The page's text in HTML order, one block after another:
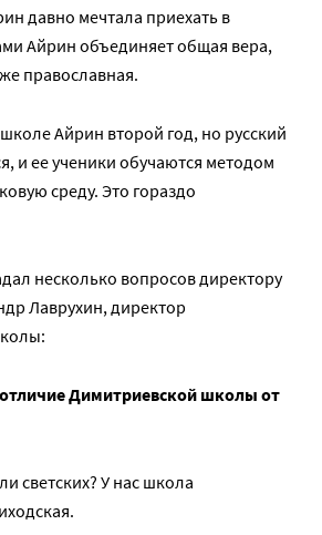
давно мечтала приехать в
Айрин объединяет общая вера,
православная.
Айрин второй год, но русский
и ее ученики обучаются методом
среду. Это гораздо
несколько вопросов директору
Лаврухин, директор
Димитриевской школы от
светских? У нас школа